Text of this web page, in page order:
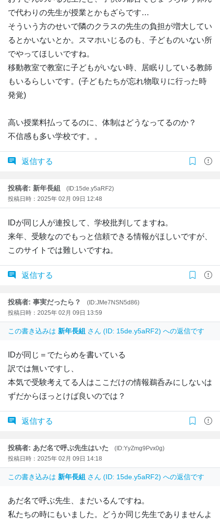
で代わりの先生が授業とかもざらです…
そういう方のせいで隣のクラスの先生の負担が増大してい
るとかいないとか。スマホいじるのも、子どものいない所
でやってほしいですね。
移動教室で教室に子どもがいない時、居眠りしている教師
もいるらしいです。(子どもたちが忘れ物取りに行った時
発覚)
高い授業料払ってるのに、体制はどうなってるのか？
不信感も多い学校です。。
返信する
投稿者: 新年長組
(ID:15de.y5aRF2)
投稿日時：2025年 02月 09日 12:48
IDが同じ人が連投して、学校批判してますね。
来年、受験なのでもっと信頼できる情報がほしいですが、
このサイトでは難しいですね。
返信する
投稿者: 事実だったら？
(ID:JMe7NSN5d86)
投稿日時：2025年 02月 09日 13:59
この書き込みは 新年長組 さん (ID: 15de.y5aRF2) への返信です
IDが同じ＝でたらめを書いている
訳では無いですし、
本気で受験考えてる人はここだけの情報鵜呑みにしないは
ずだからほっとけば良いのでは？
返信する
投稿者: あだ名で呼ぶ先生はいた
(ID:YyZmg9Pvx0g)
投稿日時：2025年 02月 09日 14:18
この書き込みは 新年長組 さん (ID: 15de.y5aRF2) への返信です
あだ名で呼ぶ先生、まだいるんですね。
私たちの時にもいました。どうか同じ先生でありませんよ